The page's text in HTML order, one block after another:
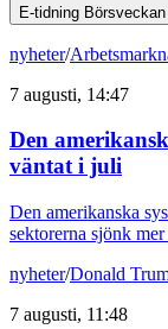
E-tidning Börsveckan
nyheter/
7 augusti, 14:47
Den
väntat i juli
Den amerikanska
sektorerna sjönk
nyheter/Donald
7 augusti, 11:48